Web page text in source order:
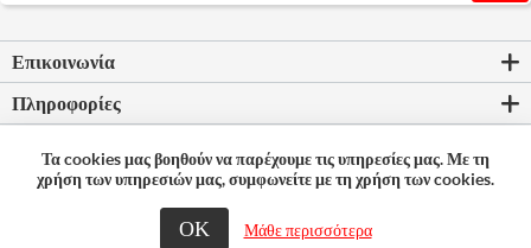
Επικοινωνία
Πληροφορίες
Ο λογαριασμός μου
© 2026 Bookleader
Τα cookies μας βοηθούν να παρέχουμε τις υπηρεσίες μας. Με τη
χρήση των υπηρεσιών μας, συμφωνείτε με τη χρήση των cookies.
ΟΚ Μάθε περισσότερα